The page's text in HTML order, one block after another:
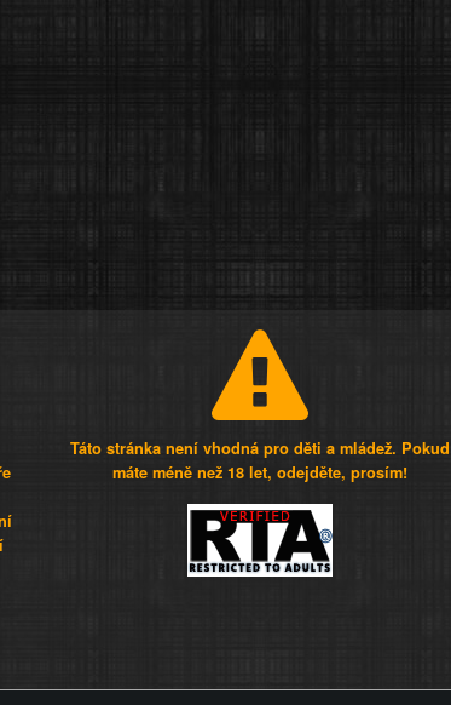
Táto stránka není vhodná pro děti a mládež. Pokud
máte méně než 18 let, odejděte, prosím!